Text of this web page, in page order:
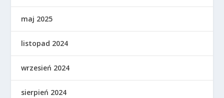
maj 2025
listopad 2024
wrzesień 2024
sierpień 2024